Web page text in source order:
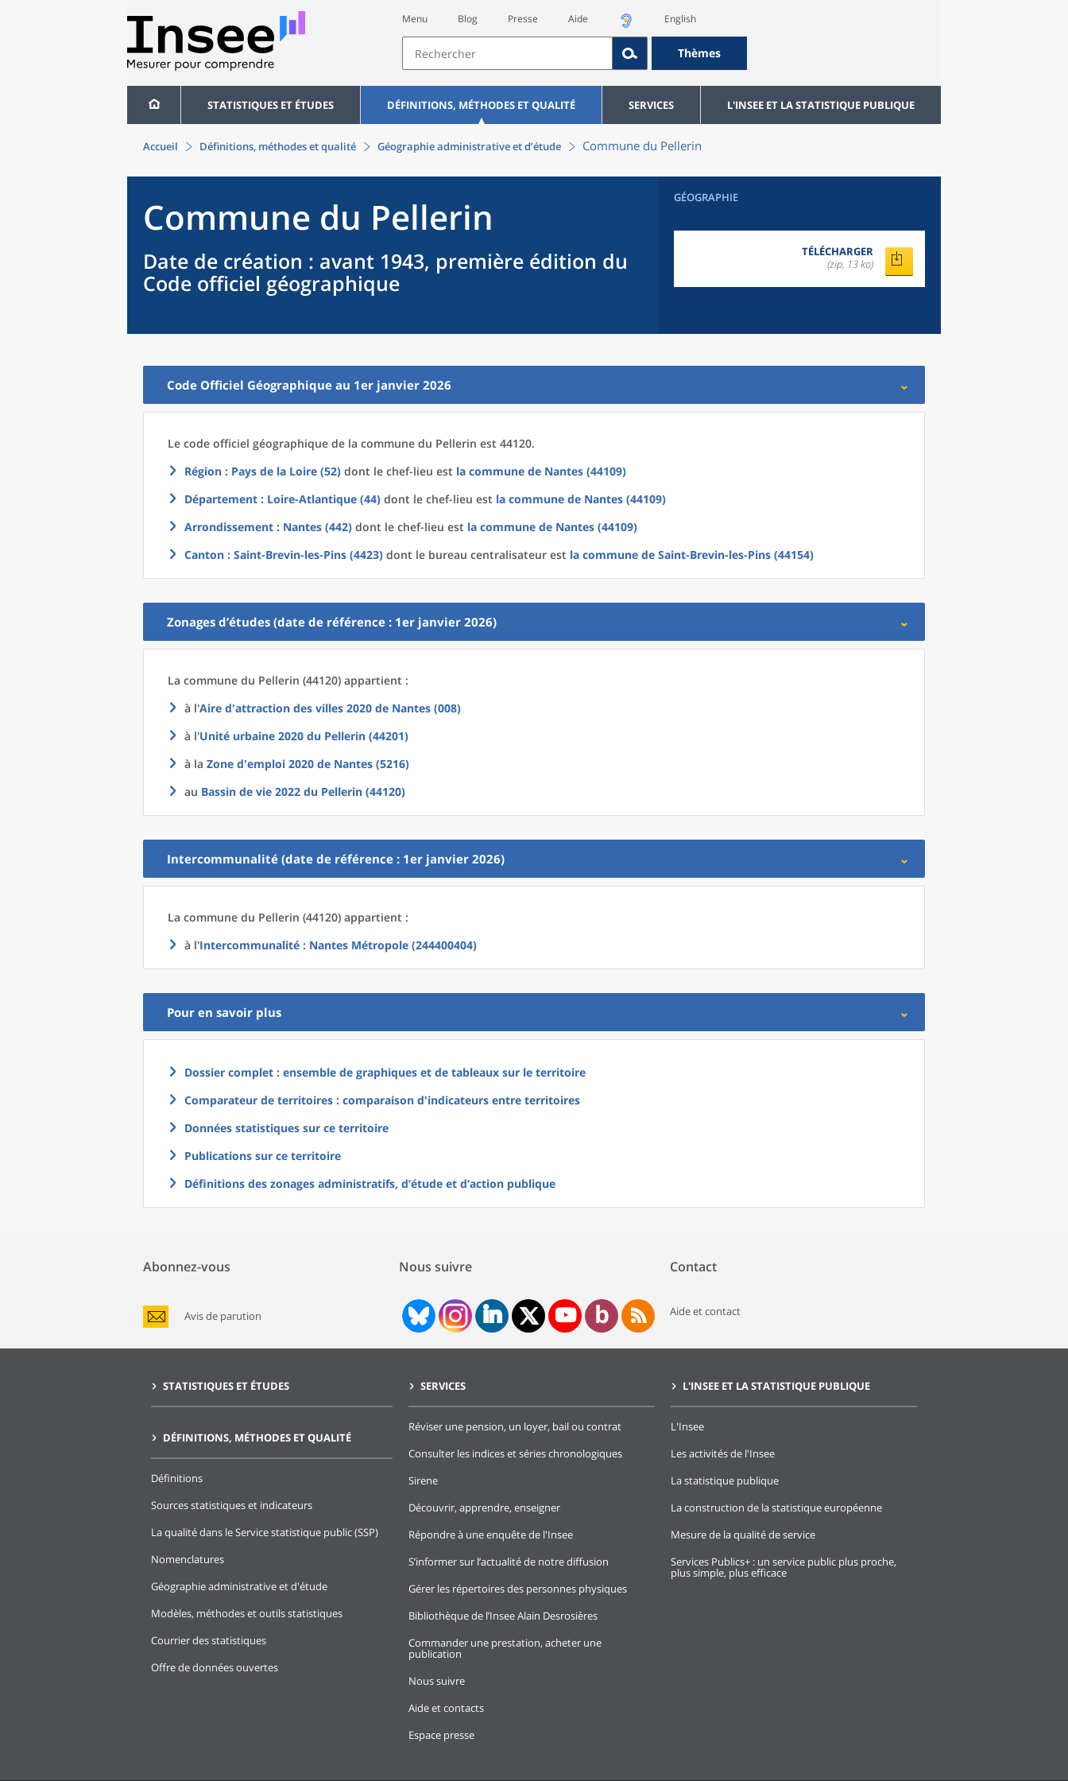
Menu Blog Presse Aide English
Thèmes
STATISTIQUES ET ÉTUDES DÉFINITIONS, MÉTHODES ET QUALITÉ SERVICES L'INSEE ET LA STATISTIQUE PUBLIQUE
Accueil Définitions, méthodes et qualité Géographie administrative et d’étude Commune du Pellerin
Commune du Pellerin
Date de création : avant 1943, première édition du
Code officiel géographique
GÉOGRAPHIE
TÉLÉCHARGER
(zip, 13 ko)
Code Officiel Géographique au 1er janvier 2026
Le code officiel géographique de la commune du Pellerin est 44120.
Région : Pays de la Loire (52) dont le chef-lieu est la commune de Nantes (44109)
Département : Loire-Atlantique (44) dont le chef-lieu est la commune de Nantes (44109)
Arrondissement : Nantes (442) dont le chef-lieu est la commune de Nantes (44109)
Canton : Saint-Brevin-les-Pins (4423) dont le bureau centralisateur est la commune de Saint-Brevin-les-Pins (44154)
Zonages d’études (date de référence : 1er janvier 2026)
La commune du Pellerin (44120) appartient :
à l'Aire d'attraction des villes 2020 de Nantes (008)
à l'Unité urbaine 2020 du Pellerin (44201)
à la Zone d'emploi 2020 de Nantes (5216)
au Bassin de vie 2022 du Pellerin (44120)
Intercommunalité (date de référence : 1er janvier 2026)
La commune du Pellerin (44120) appartient :
à l'Intercommunalité : Nantes Métropole (244400404)
Pour en savoir plus
Dossier complet : ensemble de graphiques et de tableaux sur le territoire
Comparateur de territoires : comparaison d'indicateurs entre territoires
Données statistiques sur ce territoire
Publications sur ce territoire
Définitions des zonages administratifs, d’étude et d’action publique
Abonnez-vous
Avis de parution
Nous suivre Contact
Aide et contact
STATISTIQUES ET ÉTUDES
DÉFINITIONS, MÉTHODES ET QUALITÉ
Définitions
Sources statistiques et indicateurs
La qualité dans le Service statistique public (SSP)
Nomenclatures
Géographie administrative et d'étude
Modèles, méthodes et outils statistiques
Courrier des statistiques
Offre de données ouvertes
SERVICES
Réviser une pension, un loyer, bail ou contrat
Consulter les indices et séries chronologiques
Sirene
Découvrir, apprendre, enseigner
Répondre à une enquête de l'Insee
S’informer sur l’actualité de notre diffusion
Gérer les répertoires des personnes physiques
Bibliothèque de l’Insee Alain Desrosières
Commander une prestation, acheter une
publication
Nous suivre
Aide et contacts
Espace presse
L'INSEE ET LA STATISTIQUE PUBLIQUE
L'Insee
Les activités de l'Insee
La statistique publique
La construction de la statistique européenne
Mesure de la qualité de service
Services Publics+ : un service public plus proche,
plus simple, plus efficace